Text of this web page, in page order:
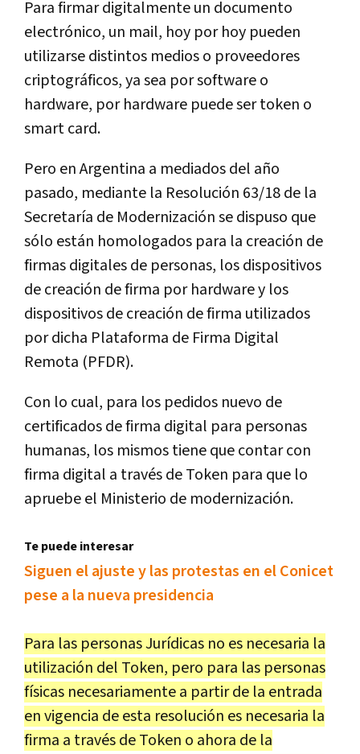
Para firmar digitalmente un documento
electrónico, un mail, hoy por hoy pueden
utilizarse distintos medios o proveedores
criptográficos, ya sea por software o
hardware, por hardware puede ser token o
smart card.
Pero en Argentina a mediados del año
pasado, mediante la Resolución 63/18 de la
Secretaría de Modernización se dispuso que
sólo están homologados para la creación de
firmas digitales de personas, los dispositivos
de creación de firma por hardware y los
dispositivos de creación de firma utilizados
por dicha Plataforma de Firma Digital
Remota (PFDR).
Con lo cual, para los pedidos nuevo de
certificados de firma digital para personas
humanas, los mismos tiene que contar con
firma digital a través de Token para que lo
apruebe el Ministerio de modernización.
Te puede interesar
Siguen el ajuste y las protestas en el Conicet
pese a la nueva presidencia
Para las personas Jurídicas no es necesaria la
utilización del Token, pero para las personas
físicas necesariamente a partir de la entrada
en vigencia de esta resolución es necesaria la
firma a través de Token o ahora de la